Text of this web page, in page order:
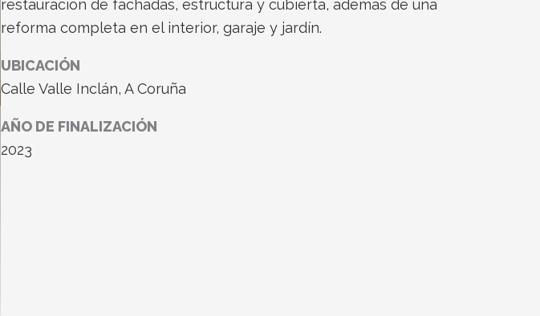
restauración de fachadas, estructura y cubierta, además de una
reforma completa en el interior, garaje y jardín.
UBICACIÓN
Calle Valle Inclán, A Coruña
AÑO DE FINALIZACIÓN
2023